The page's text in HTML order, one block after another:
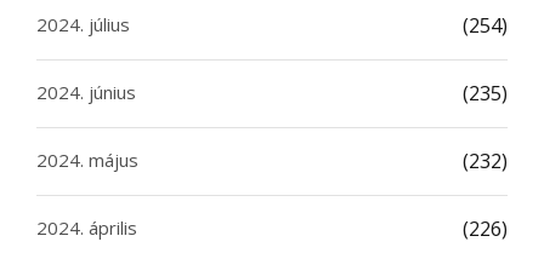
2024. július (254)
2024. június (235)
2024. május (232)
2024. április (226)